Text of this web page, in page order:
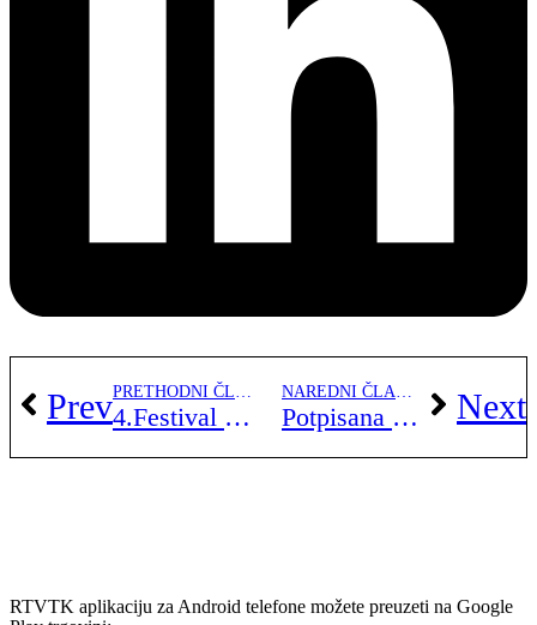
Prev 4.Festival savremene umjetnosti “arTz” ove godine održava se pod motom “Budi slobodan” Potpisana Povelja prijateljstva između općine Teočak i općine Klostenburg Next
RTVTK aplikaciju za Android telefone možete preuzeti na Google